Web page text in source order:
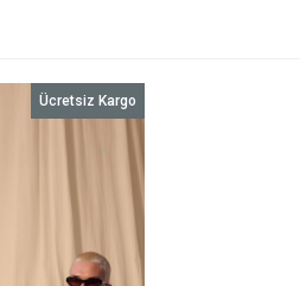
Ücretsiz Kargo